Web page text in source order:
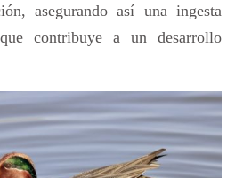
asegurando así una ingesta
contribuye a un desarrollo